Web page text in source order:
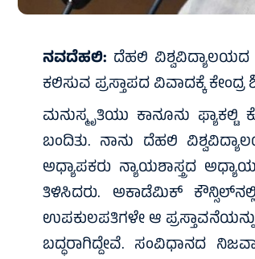
ನವದೆಹಲಿ: ದೆಹಲಿ ವಿಶ್ವವಿದ್ಯಾಲಯದ
ಕಲಿಸುವ ಪ್ರಸ್ತಾಪದ ವಿವಾದಕ್ಕೆ
ಮನುಸ್ಮೃತಿಯು ಕಾನೂನು
ಬಂದಿತು. ನಾನು ದೆಹಲಿ
ಅಧ್ಯಾಪಕರು ನ್ಯಾಯಶಾಸ್ತ್ರದ
ತಿಳಿಸಿದರು. ಅಕಾಡೆಮಿಕ್
ಉಪಕುಲಪತಿಗಳೇ ಆ ಪ್ರಸ್ತಾವನೆಯನ್ನು
ಬದ್ಧರಾಗಿದ್ದೇವೆ. ಸಂವಿಧಾನದ